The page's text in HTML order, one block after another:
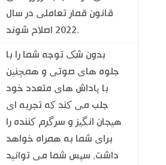
قانون قمار تعاملی در سال
2022 اصلاح شوند.
بدون شک توجه شما را با
جلوه های صوتی و همچنین
با پاداش های متعدد خود
جلب می کند که تجربه ای
هیجان انگیز و سرگرم کننده را
برای شما به همراه خواهد
داشت, سپس شما می توانید